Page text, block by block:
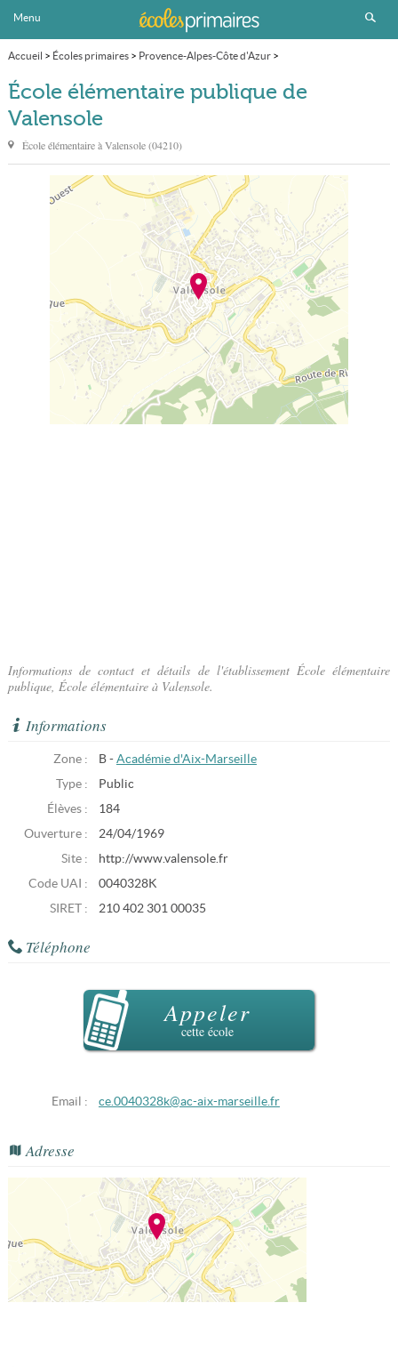
Menu
Accueil > Écoles primaires> Provence-Alpes-Côte d'Azur>
Alpes-de-Haute-Provence Valensole École élémentaire publique
École élémentaire publique de
Valensole
École élémentaire àValensole(04210)
Informations de contact et détails de l'établissement École élémentaire
publique, École élémentaire à Valensole.
Informations
Zone : B - Académie d'Aix-Marseille
Type :
Public
Élèves :
184
Ouverture :
24/04/1969
Site :
http://www.valensole.fr
Code UAI :
0040328K
SIRET :
210 402 301 00035
Téléphone
Appeler
cette école
Email : ce.0040328k@ac-aix-marseille.fr
Adresse